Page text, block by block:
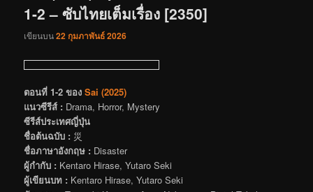
1-2 – ซับไทยเต็มเรื่อง [2350]
เขียนบน22 กุมภาพันธ์ 2026
ตอนที่ 1-2 ของ Sai (2025)
แนวซีรีส์ : Drama, Horror, Mystery
ซีรีส์ประเทศญี่ปุ่น
ชื่อต้นฉบับ : 災
ชื่อภาษาอังกฤษ : Disaster
ผู้กำกับ : Kentaro Hirase, Yutaro Seki
ผู้เขียนบท : Kentaro Hirase, Yutaro Seki